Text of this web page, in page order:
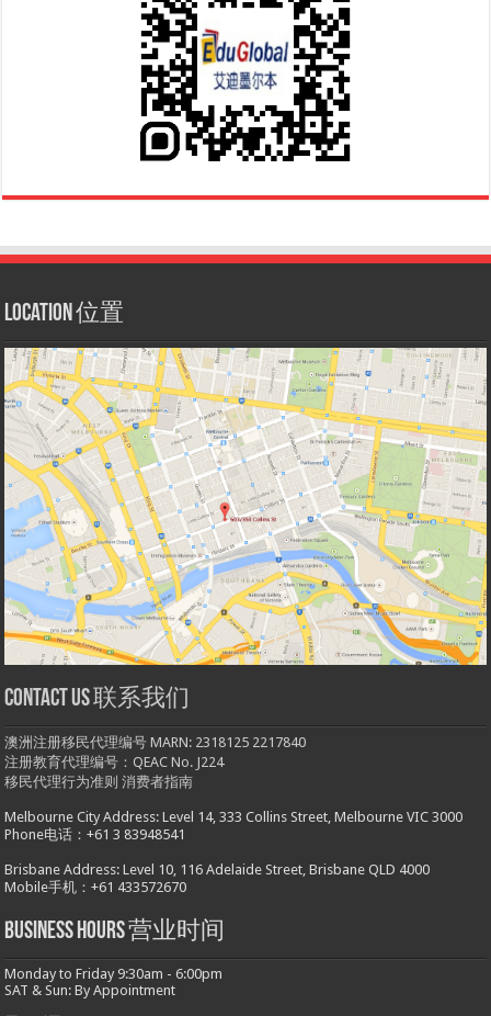
Location 位置
Contact us 联系我们
澳洲注册移民代理编号 MARN: 2318125 2217840
注册教育代理编号：QEAC No. J224
移民代理行为准则 消费者指南
Melbourne City Address: Level 14, 333 Collins Street, Melbourne VIC 3000
Phone电话：+61 3 83948541
Brisbane Address: Level 10, 116 Adelaide Street, Brisbane QLD 4000
Mobile手机：+61 433572670
Business hours 营业时间
Monday to Friday 9:30am - 6:00pm
SAT & Sun: By Appointment